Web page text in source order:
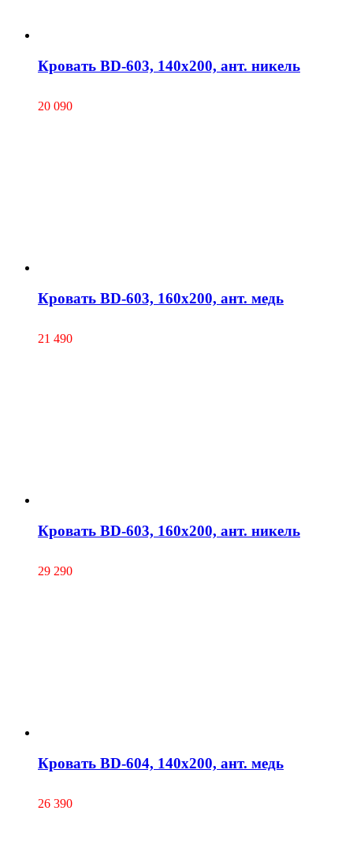
Кровать BD-603, 140х200, ант. никель
20 090
Кровать BD-603, 160х200, ант. медь
21 490
Кровать BD-603, 160х200, ант. никель
29 290
Кровать BD-604, 140х200, ант. медь
26 390